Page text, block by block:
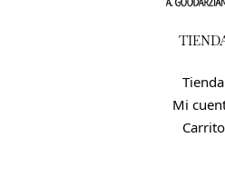
Tienda
Mi
Carrito